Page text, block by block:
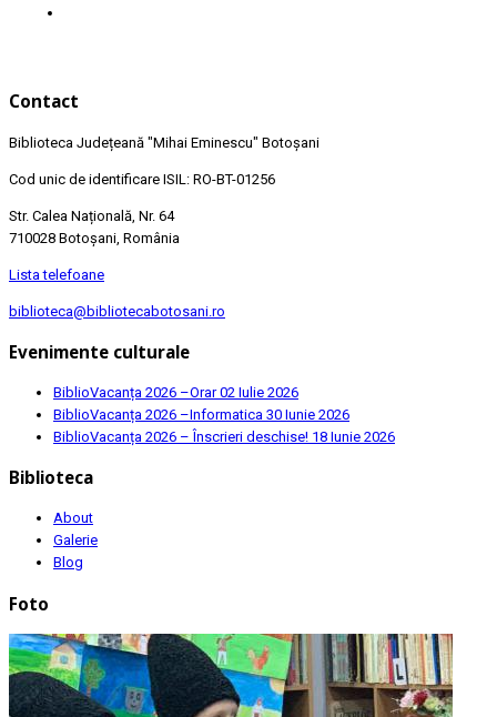
Contact
Biblioteca Județeană "Mihai Eminescu" Botoșani
Cod unic de identificare ISIL: RO-BT-01256
Str. Calea Națională, Nr. 64
710028 Botoșani, România
Lista telefoane
biblioteca@bibliotecabotosani.ro
Evenimente culturale
BiblioVacanța 2026 –Orar02 Iulie 2026
BiblioVacanța 2026 –Informatica 30 Iunie 2026
BiblioVacanța 2026 – Înscrieri deschise! 18 Iunie 2026
Biblioteca
About
Galerie
Blog
Foto